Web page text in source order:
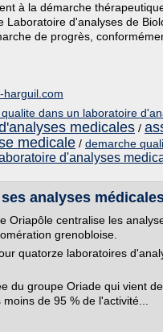
à la démarche
Laboratoire d'analyses de
de progrès,
harguil.com
dans un laboratoire
medicales /
medicale / demarche
d'analyses
analyses
Oriapôle centralise les
grenobloise.
quatorze laboratoires
du groupe Oriade qui vient
de 95 % de l'activité...